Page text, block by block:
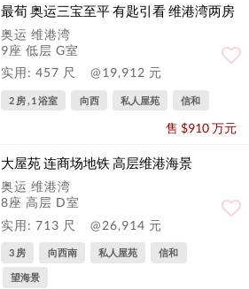
最荀 奥运三宝至平 有匙引看 维港湾两房
奥运 维港湾
9座 低层 G室
实用: 457 尺
@19,912 元
2 房 , 1 浴室 向西 私人屋苑 信和
售 $910 万元
大屋苑 连商场地铁 高层维港海景
奥运 维港湾
8座 高层 D室
实用: 713 尺
@26,914 元
3 房 向西南 私人屋苑 信和
望海景